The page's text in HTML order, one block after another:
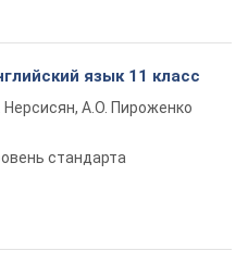
язык 11 класс
Нерсисян, А.О. Пироженко
стандарта